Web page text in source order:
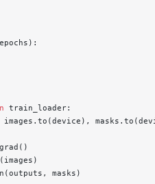
train_loader:
images.to(device),
masks)